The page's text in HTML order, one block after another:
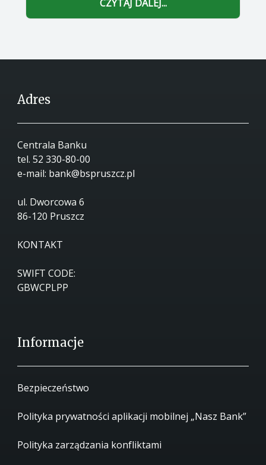
CZYTAJ DALEJ...
Adres
Centrala Banku
tel. 52 330-80-00
e-mail: bank@bspruszcz.pl
ul. Dworcowa 6
86-120 Pruszcz
KONTAKT
SWIFT CODE:
GBWCPLPP
Informacje
Bezpieczeństwo
Polityka prywatności aplikacji mobilnej „Nasz Bank”
Polityka zarządzania konfliktami